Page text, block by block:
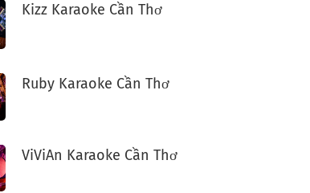
Kizz Karaoke Cần Thơ
Ruby Karaoke Cần Thơ
ViViAn Karaoke Cần Thơ